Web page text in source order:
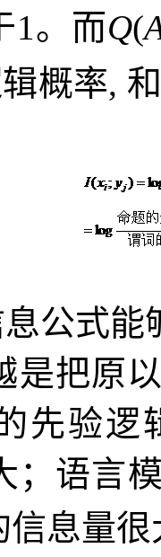
1。而Q(
概率,
公式能
是把原
先验逻
；语言
信息量